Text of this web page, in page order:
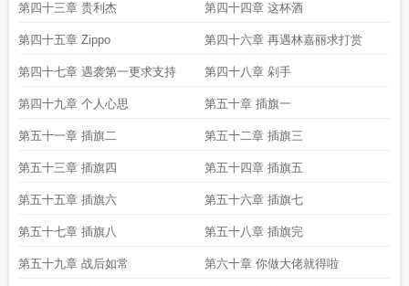
第四十三章 贵利杰 第四十四章 这杯酒
第四十五章 Zippo 第四十六章 再遇林嘉丽求打赏
第四十七章 遇袭第一更求支持 第四十八章 剁手
第四十九章 个人心思 第五十章 插旗一
第五十一章 插旗二 第五十二章 插旗三
第五十三章 插旗四 第五十四章 插旗五
第五十五章 插旗六 第五十六章 插旗七
第五十七章 插旗八 第五十八章 插旗完
第五十九章 战后如常 第六十章 你做大佬就得啦